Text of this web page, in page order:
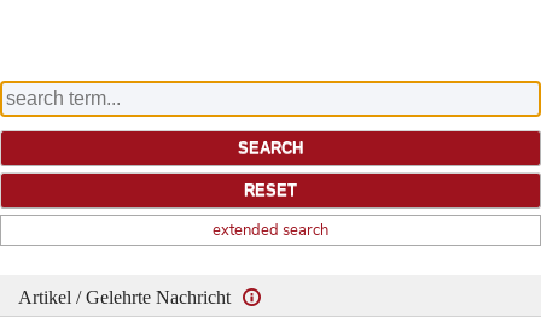
extended search
Artikel / Gelehrte Nachricht